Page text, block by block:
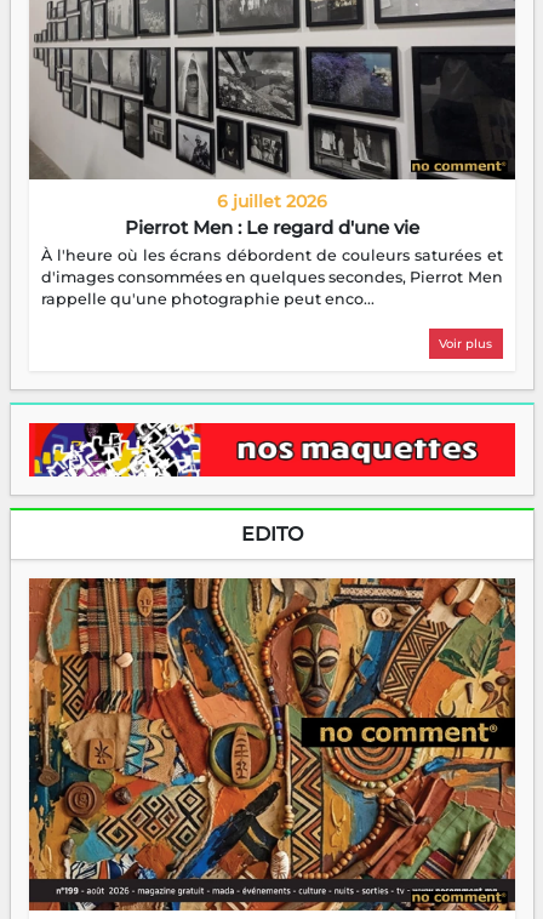
6 juillet 2026
Pierrot Men : Le regard d'une vie
À l'heure où les écrans débordent de couleurs saturées et
d'images consommées en quelques secondes, Pierrot Men
rappelle qu'une photographie peut enco...
Voir plus
EDITO